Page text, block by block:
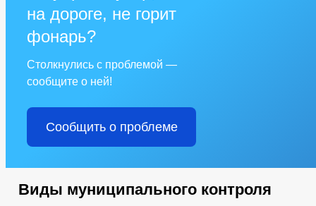
на дороге, не горит
фонарь?
Столкнулись с проблемой —
сообщите о ней!
Сообщить о проблеме
Виды муниципального контроля